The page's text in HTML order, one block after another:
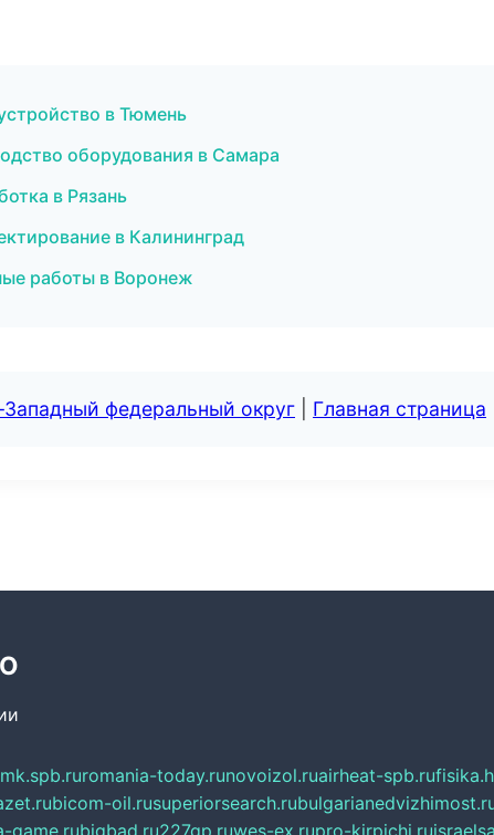
в Тюмень
оборудования в Самара
в Рязань
в Калининград
работы в Воронеж
федеральный округ Главная страница
romania-today.runovoizol.ruairheat-spb.ru
bicom-oil.rusuperiorsearch.ru
game.rubigbad.ru227gp.ruwes-ex.rupro-kirpichi.ru